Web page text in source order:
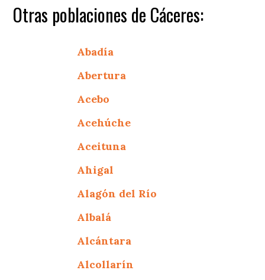
Otras poblaciones de Cáceres:
Abadía
Abertura
Acebo
Acehúche
Aceituna
Ahigal
Alagón del Río
Albalá
Alcántara
Alcollarín